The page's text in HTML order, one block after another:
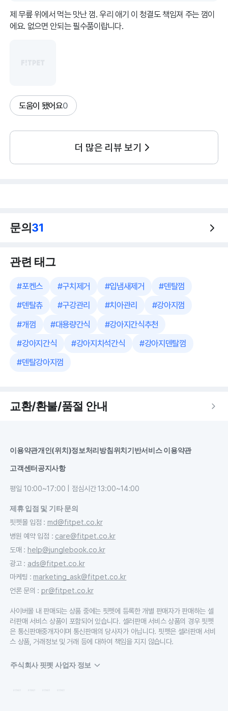
제 무릎 위에서 먹는 맛난 껌. 우리 애기 이 청결도 책임져 주는 껌이
에요. 없으면 안되는 필수품이랍니다.
도움이 됐어요0
더 많은 리뷰 보기
문의31
관련 태그
#포켄스 #구치제거 #입냄새제거 #덴탈껌
#덴탈츄 #구강관리 #치아관리 #강아지껌
#개껌 #대용량간식 #강아지간식추천
#강아지간식 #강아지치석간식 #강아지덴탈껌
#덴탈강아지껌
교환/환불/품절 안내
이용약관개인(위치)정보처리방침위치기반서비스 이용약관
고객센터공지사항
평일 10:00~17:00 | 점심시간 13:00~14:00
제휴 입점 및 기타 문의
핏펫몰 입점 : md@fitpet.co.kr
병원 예약 입점 : care@fitpet.co.kr
도매 : help@junglebook.co.kr
광고: ads@fitpet.co.kr
마케팅 : marketing_ask@fitpet.co.kr
언론 문의 : pr@fitpet.co.kr
사이버몰 내 판매되는 상품 중에는 핏펫에 등록한 개별 판매자가 판매하는 셀
러판매 서비스 상품이 포함되어 있습니다. 셀러판매 서비스 상품의 경우 핏펫
은 통신판매중개자이며 통신판매의 당사자가 아닙니다. 핏펫은 셀러판매 서비
스 상품, 거래정보 및 거래 등에 대하여 책임을 지지 않습니다.
주식회사 핏펫 사업자 정보